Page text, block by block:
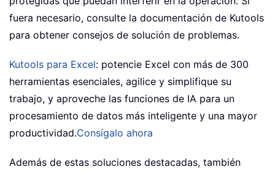
fuera necesario, consulte la documentación de Kutools
para obtener consejos de solución de problemas.
Kutools para Excel: potencie Excel con más de 300
herramientas esenciales, agilice y simplifique su
trabajo, y aproveche las funciones de IA para un
procesamiento de datos más inteligente y una mayor
productividad.Consígalo ahora
Además de estas soluciones destacadas, también